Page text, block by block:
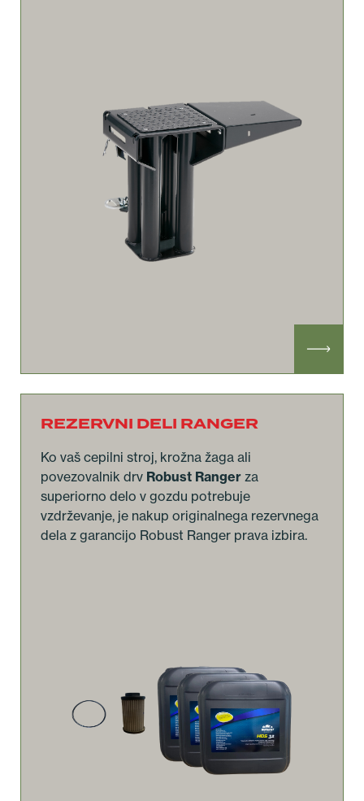
REZERVNI DELI RANGER
Ko vaš cepilni stroj, krožna žaga ali
povezovalnik drv Robust Ranger za
superiorno delo v gozdu potrebuje
vzdrževanje, je nakup originalnega rezervnega
dela z garancijo Robust Ranger prava izbira.